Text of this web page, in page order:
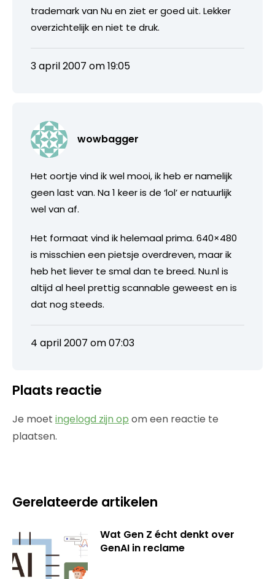
trademark van Nu en ziet er goed uit. Lekker
overzichtelijk en niet te druk.
3 april 2007 om 19:05
wowbagger
Het oortje vind ik wel mooi, ik heb er namelijk
geen last van. Na 1 keer is de ‘lol’ er natuurlijk
wel van af.
Het formaat vind ik helemaal prima. 640×480
is misschien een pietsje overdreven, maar ik
heb het liever te smal dan te breed. Nu.nl is
altijd al heel prettig scannable geweest en is
dat nog steeds.
4 april 2007 om 07:03
Plaats reactie
Je moet ingelogd zijn op om een reactie te
plaatsen.
Gerelateerde artikelen
Wat Gen Z écht denkt over
GenAI in reclame